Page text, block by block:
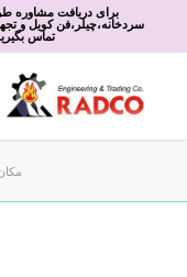
برای دریافت مشاوره
سردخانه،چیلر،فن کویل و
تماس